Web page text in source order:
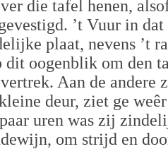
die tafel henen,
’t Vuur in
plaat, nevens ’t
dit oogenblik om den
Aan de andere
deur, ziet ge
uren was zij
om strijd en